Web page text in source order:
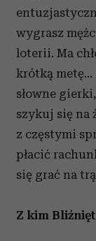
wygrasz
loterii. Ma
krótką metę…
słowne
szykuj się na
z częstymi
płacić
się grać na
Z kim